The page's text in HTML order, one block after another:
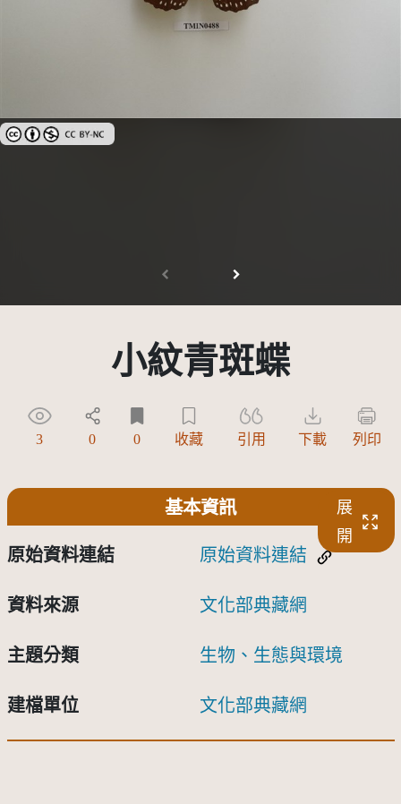
創用CC姓名標示-非商業性 3.0 台灣及其後版本(CC BY-NC 3.0 TW +)
小紋青斑蝶
3 0 0 收藏 引用 下載 列印
基本資訊
展
開
原始資料連結 原始資料連結
資料來源 文化部典藏網
主題分類 生物、生態與環境
建檔單位 文化部典藏網